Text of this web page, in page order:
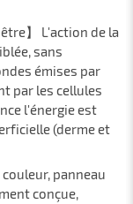
】 L'action de la
sans
émises par
par les cellules
l'énergie est
(derme et
panneau
conçue,